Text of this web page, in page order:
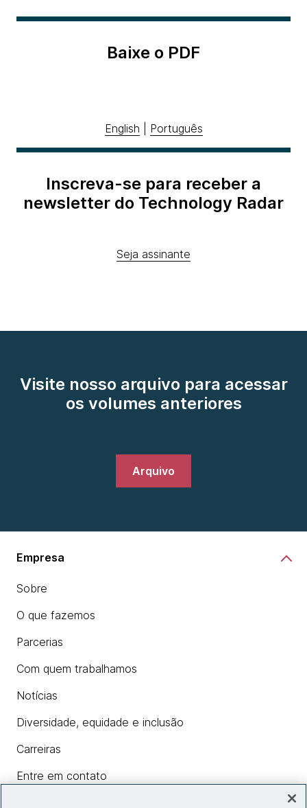
Baixe o PDF
English Português
Inscreva-se para receber a
newsletter do Technology Radar
Seja assinante
Visite nosso arquivo para acessar
os volumes anteriores
Arquivo
Empresa
Sobre
O que fazemos
Parcerias
Com quem trabalhamos
Notícias
Diversidade, equidade e inclusão
Carreiras
Entre em contato